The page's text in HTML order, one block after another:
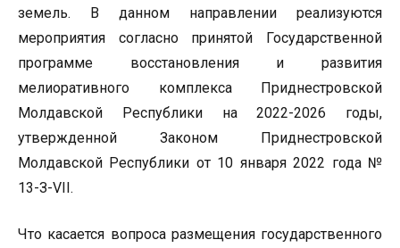
земель. В данном направлении реализуются
мероприятия согласно принятой Государственной
программе восстановления и развития
мелиоративного комплекса Приднестровской
Молдавской Республики на 2022-2026 годы,
утвержденной Законом Приднестровской
Молдавской Республики от 10 января 2022 года №
13-З-VII.
Что касается вопроса размещения государственного